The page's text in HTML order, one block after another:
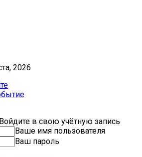
2026
в свою учётную запись
Ваше имя пользователя
Ваш пароль